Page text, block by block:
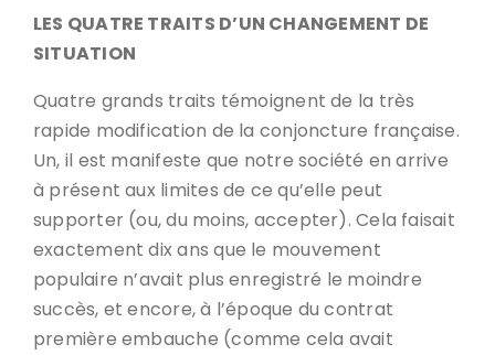
LES QUATRE TRAITS D’UN CHANGEMENT DE
SITUATION
Quatre grands traits témoignent de la très
rapide modification de la conjoncture française.
Un, il est manifeste que notre société en arrive
à présent aux limites de ce qu’elle peut
supporter (ou, du moins, accepter). Cela faisait
exactement dix ans que le mouvement
populaire n’avait plus enregistré le moindre
succès, et encore, à l’époque du contrat
première embauche (comme cela avait